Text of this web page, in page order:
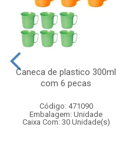
Caneca de plastico 300ml
com 6 pecas
Código: 471090
Embalagem: Unidade
Caixa Com: 30 Unidade(s)